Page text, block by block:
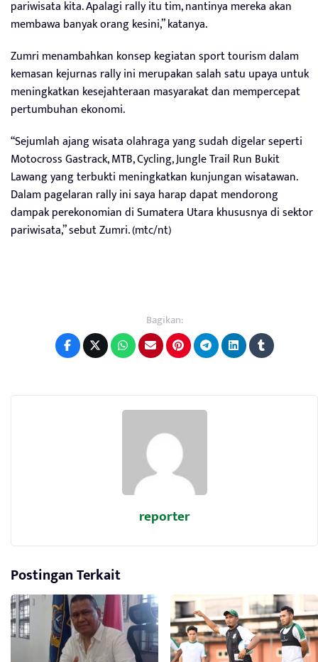
pariwisata kita. Apalagi rally itu tim, nantinya mereka akan
membawa banyak orang kesini,” katanya.
Zumri menambahkan konsep kegiatan sport tourism dalam
kemasan kejurnas rally ini merupakan salah satu upaya untuk
meningkatkan kesejahteraan masyarakat dan mempercepat
pertumbuhan ekonomi.
“Sejumlah ajang wisata olahraga yang sudah digelar seperti
Motocross Gastrack, MTB, Cycling, Jungle Trail Run Bukit
Lawang yang terbukti meningkatkan kunjungan wisatawan.
Dalam pagelaran rally ini saya harap dapat mendorong
dampak perekonomian di Sumatera Utara khususnya di sektor
pariwisata,” sebut Zumri. (mtc/nt)
Bagikan:
reporter
Postingan Terkait